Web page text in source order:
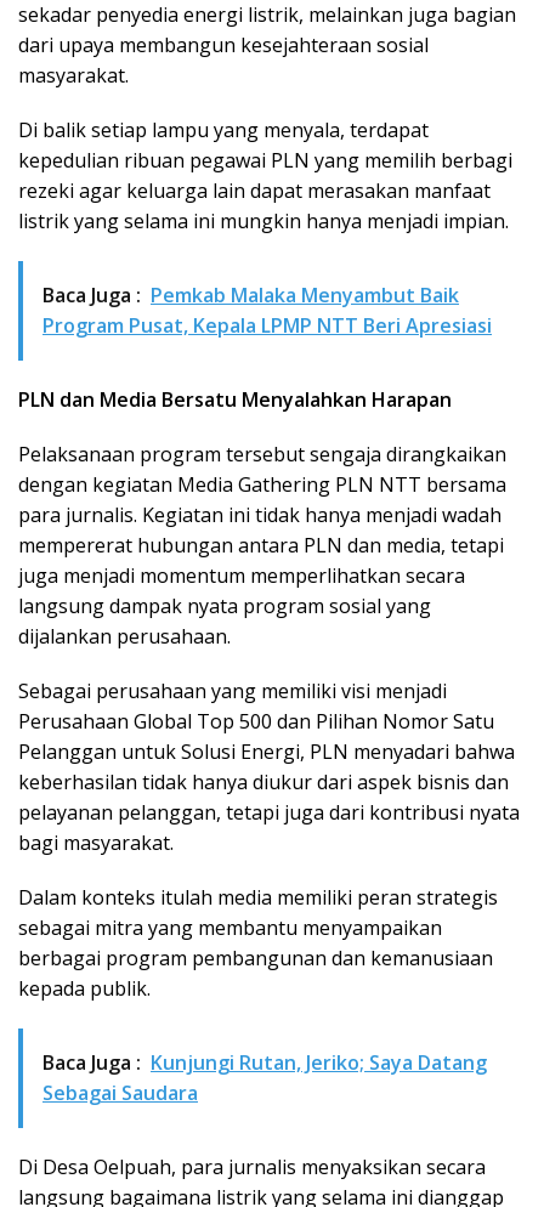
sekadar penyedia energi listrik, melainkan juga bagian
dari upaya membangun kesejahteraan sosial
masyarakat.
Di balik setiap lampu yang menyala, terdapat
kepedulian ribuan pegawai PLN yang memilih berbagi
rezeki agar keluarga lain dapat merasakan manfaat
listrik yang selama ini mungkin hanya menjadi impian.
Baca Juga : Pemkab Malaka Menyambut Baik
Program Pusat, Kepala LPMP NTT Beri Apresiasi
PLN dan Media Bersatu Menyalahkan Harapan
Pelaksanaan program tersebut sengaja dirangkaikan
dengan kegiatan Media Gathering PLN NTT bersama
para jurnalis. Kegiatan ini tidak hanya menjadi wadah
mempererat hubungan antara PLN dan media, tetapi
juga menjadi momentum memperlihatkan secara
langsung dampak nyata program sosial yang
dijalankan perusahaan.
Sebagai perusahaan yang memiliki visi menjadi
Perusahaan Global Top 500 dan Pilihan Nomor Satu
Pelanggan untuk Solusi Energi, PLN menyadari bahwa
keberhasilan tidak hanya diukur dari aspek bisnis dan
pelayanan pelanggan, tetapi juga dari kontribusi nyata
bagi masyarakat.
Dalam konteks itulah media memiliki peran strategis
sebagai mitra yang membantu menyampaikan
berbagai program pembangunan dan kemanusiaan
kepada publik.
Baca Juga : Kunjungi Rutan, Jeriko; Saya Datang
Sebagai Saudara
Di Desa Oelpuah, para jurnalis menyaksikan secara
langsung bagaimana listrik yang selama ini dianggap